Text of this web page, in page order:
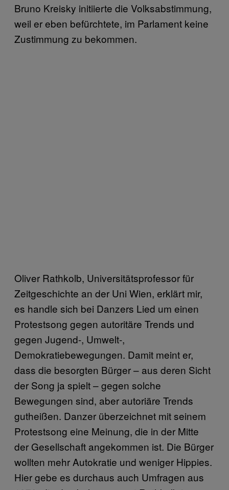
Bruno Kreisky initiierte die Volksabstimmung,
weil er eben befürchtete, im Parlament keine
Zustimmung zu bekommen.
Oliver Rathkolb, Universitätsprofessor für
Zeitgeschichte an der Uni Wien, erklärt mir,
es handle sich bei Danzers Lied um einen
Protestsong gegen autoritäre Trends und
gegen Jugend-, Umwelt-,
Demokratiebewegungen. Damit meint er,
dass die besorgten Bürger – aus deren Sicht
der Song ja spielt – gegen solche
Bewegungen sind, aber autoriäre Trends
gutheißen. Danzer überzeichnet mit seinem
Protestsong eine Meinung, die in der Mitte
der Gesellschaft angekommen ist. Die Bürger
wollten mehr Autokratie und weniger Hippies.
Hier gebe es durchaus auch Umfragen aus